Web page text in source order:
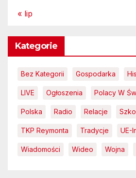
« lip
Kategorie
Bez Kategorii Gospodarka
LIVE Ogłoszenia Polacy W
Polska Radio Relacje
TKP Reymonta Tradycje UE-
Wiadomości Wideo Wojna